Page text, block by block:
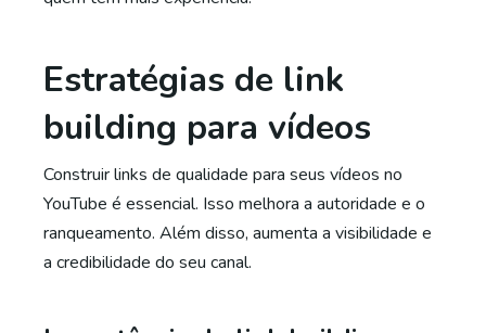
Estratégias de link
building para vídeos
Construir links de qualidade para seus vídeos no
YouTube é essencial. Isso melhora a autoridade e o
ranqueamento. Além disso, aumenta a visibilidade e
a credibilidade do seu canal.